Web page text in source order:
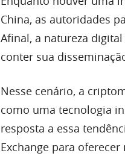
China, as autoridades
Afinal, a natureza
conter sua
Nesse cenário, a
como uma tecnologia
resposta a essa
Exchange para